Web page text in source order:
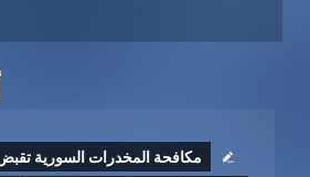
مكافحة المخدرات السورية